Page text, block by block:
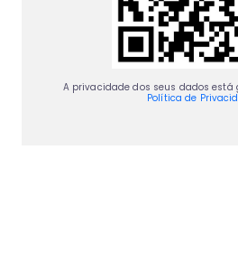
A privacidade dos seus dados
Política de